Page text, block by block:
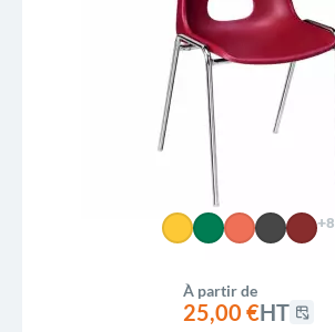
+8
À partir de
25,00 €HT